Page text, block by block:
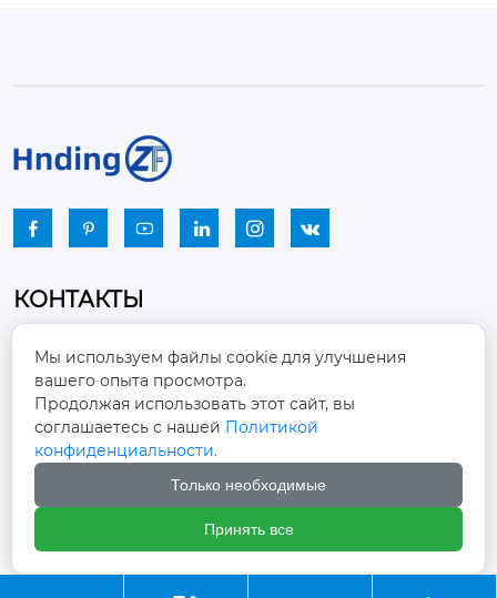
     
КОНТАКТЫ

район Чжоуцунь, город Цзыбо, провинция
Шаньдун
 winston-xu@hengdingfan.com
+86-13806434669
 +86 13806434669
Мы используем файлы cookie для улучшения
вашего опыта просмотра.
Продолжая использовать этот сайт, вы
соглашаетесь с нашей Политикой
конфиденциальности.
Только необходимые
Принять все